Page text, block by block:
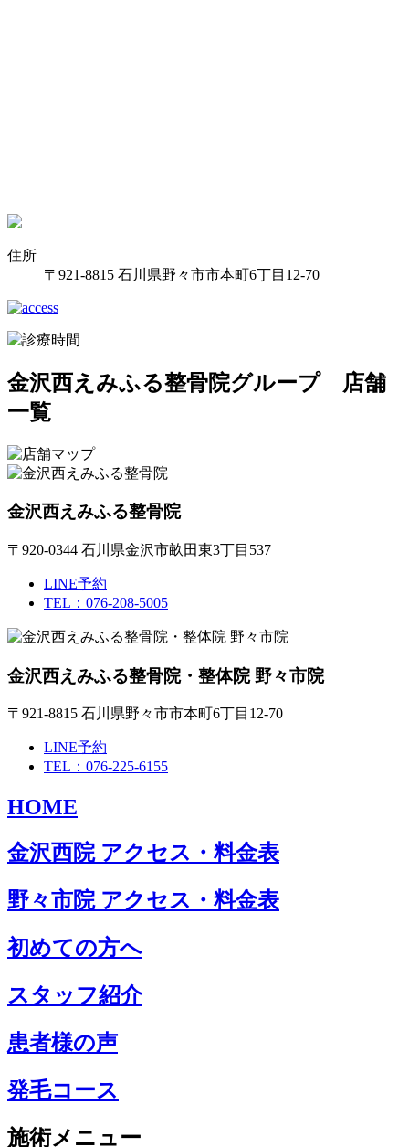
住所
〒921-8815 石川県野々市市本町6丁目12-70
金沢西えみふる整骨院グループ 店舗
一覧
金沢西えみふる整骨院
〒920-0344 石川県金沢市畝田東3丁目537
LINE予約
TEL：076-208-5005
金沢西えみふる整骨院・整体院 野々市院
〒921-8815 石川県野々市市本町6丁目12-70
LINE予約
TEL：076-225-6155
HOME
金沢西院 アクセス・料金表
野々市院 アクセス・料金表
初めての方へ
スタッフ紹介
患者様の声
発毛コース
施術メニュー